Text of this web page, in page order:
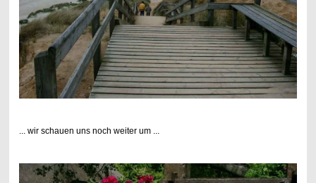
... wir schauen uns noch weiter um ...